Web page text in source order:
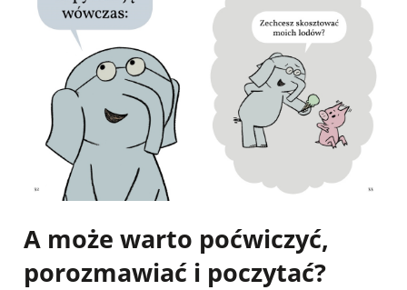
A może warto poćwiczyć,
porozmawiać i poczytać?